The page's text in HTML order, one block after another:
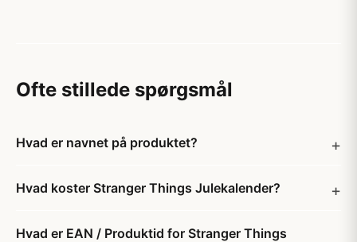
Ofte stillede spørgsmål
Hvad er navnet på produktet?
Hvad koster Stranger Things Julekalender?
Hvad er EAN / Produktid for Stranger Things